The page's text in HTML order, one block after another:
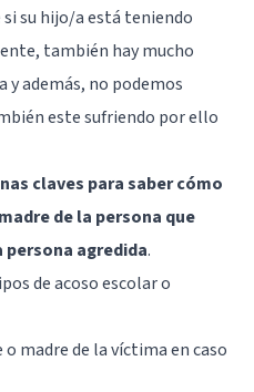
si su hijo/a está teniendo
también hay mucho
además, no podemos
este sufriendo por ello
claves para saber cómo
de la persona que
persona agredida.
de acoso escolar o
o madre de la víctima en caso